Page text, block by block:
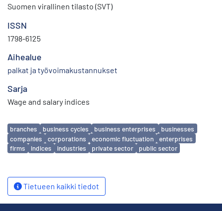
Suomen virallinen tilasto (SVT)
ISSN
1798-6125
Aihealue
palkat ja työvoimakustannukset
Sarja
Wage and salary indices
Avainsanat
branches business cycles business enterprises
businesses
companies
corporations economic fluctuation
enterprises
firms
indices industries private sector public sector
Tietueen kaikki tiedot